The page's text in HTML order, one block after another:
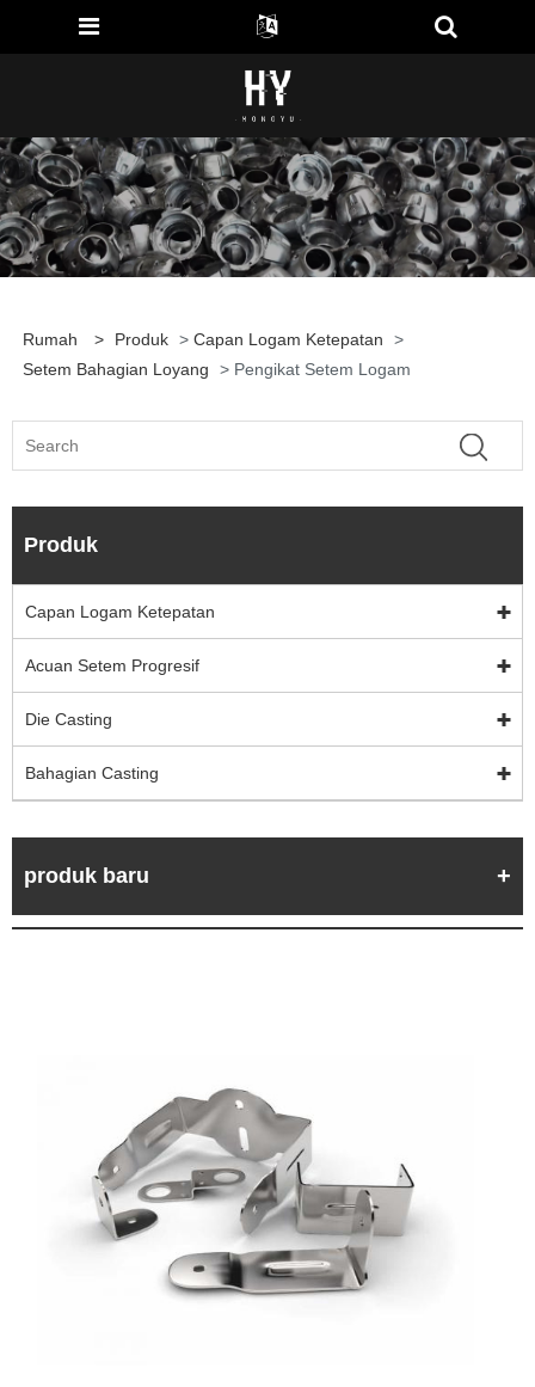
Rumah > Produk > Capan Logam Ketepatan
>
Setem Bahagian Loyang
> Pengikat Setem Logam
Produk
Capan Logam Ketepatan
Acuan Setem Progresif
Die Casting
Bahagian Casting
produk baru